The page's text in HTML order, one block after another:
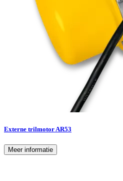
Externe trilmotor AR53
Meer informatie